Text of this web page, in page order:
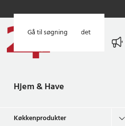
Gå til hovedindholdet
Gå til søgning
Hjem & Have
Køkkenprodukter